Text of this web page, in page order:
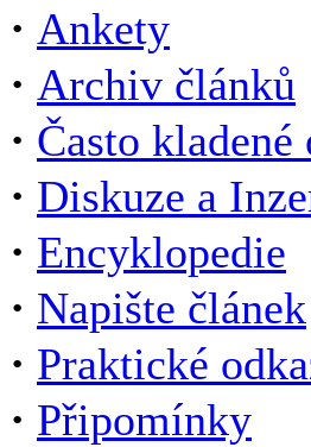
· Ankety
· Archiv článků
· Často kladené
· Diskuze a
· Encyklopedie
· Napište článek
· Praktické
· Připomínky